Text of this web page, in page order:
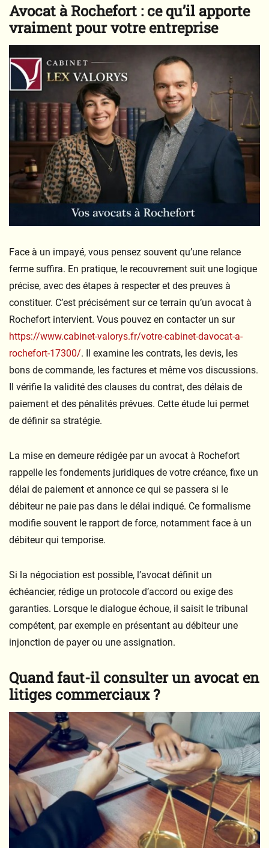
Avocat à Rochefort : ce qu’il apporte
vraiment pour votre entreprise
Face à un impayé, vous pensez souvent qu’une relance
ferme suffira. En pratique, le recouvrement suit une logique
précise, avec des étapes à respecter et des preuves à
constituer. C’est précisément sur ce terrain qu’un avocat à
Rochefort intervient. Vous pouvez en contacter un sur
https://www.cabinet-valorys.fr/votre-cabinet-davocat-a-
rochefort-17300/. Il examine les contrats, les devis, les
bons de commande, les factures et même vos discussions.
Il vérifie la validité des clauses du contrat, des délais de
paiement et des pénalités prévues. Cette étude lui permet
de définir sa stratégie.
La mise en demeure rédigée par un avocat à Rochefort
rappelle les fondements juridiques de votre créance, fixe un
délai de paiement et annonce ce qui se passera si le
débiteur ne paie pas dans le délai indiqué. Ce formalisme
modifie souvent le rapport de force, notamment face à un
débiteur qui temporise.
Si la négociation est possible, l’avocat définit un
échéancier, rédige un protocole d’accord ou exige des
garanties. Lorsque le dialogue échoue, il saisit le tribunal
compétent, par exemple en présentant au débiteur une
injonction de payer ou une assignation.
Quand faut-il consulter un avocat en
litiges commerciaux ?